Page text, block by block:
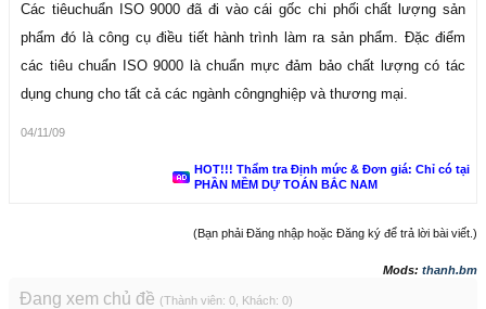
Các tiêuchuẩn ISO 9000 đã đi vào cái gốc chi phối chất lượng sản
phẩm đó là công cụ điều tiết hành trình làm ra sản phẩm. Đặc điểm
các tiêu chuẩn ISO 9000 là chuẩn mực đảm bảo chất lượng có tác
dụng chung cho tất cả các ngành côngnghiệp và thương mại.
04/11/09
HOT!!! Thẩm tra Định mức & Đơn giá: Chỉ có tại
PHẦN MỀM DỰ TOÁN BẮC NAM
(Bạn phải Đăng nhập hoặc Đăng ký để trả lời bài viết.)
Mods: thanh.bm
Đang xem chủ đề (Thành viên: 0, Khách: 0)